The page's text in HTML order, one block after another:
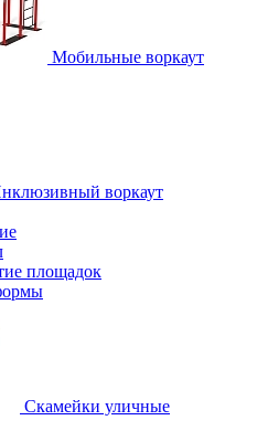
Мобильные воркаут
воркаут
площадок
Скамейки уличные